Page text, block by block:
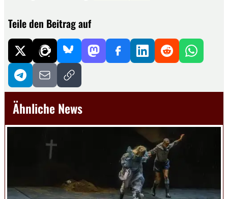
Teile den Beitrag auf
Ähnliche News